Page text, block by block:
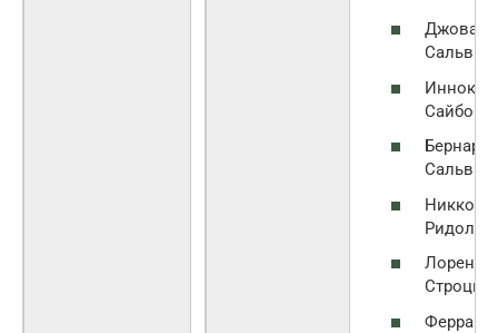
Сайбо
Никколо
Лоренцо
Строцци
Ферранте